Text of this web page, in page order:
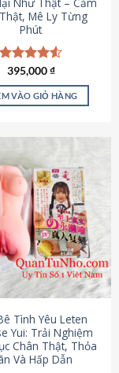
Như Thật – Cảm
Mê Ly Từng
Phút
Được xếp
4.53
sao
395,000₫
VÀO GIỎ HÀNG
Tình Yêu Leten
Yui: Trải Nghiệm
Chân Thật, Thỏa
Và Hấp Dẫn